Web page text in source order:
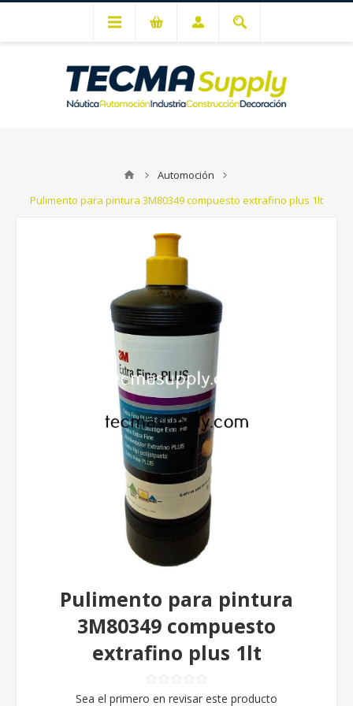
Automoción
Pulimento para pintura 3M80349 compuesto extrafino plus 1lt
Pulimento para pintura
3M80349 compuesto
extrafino plus 1lt
Sea el primero en revisar este producto